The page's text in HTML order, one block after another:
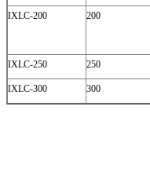
IXLC-200 200
IXLC-250 250
IXLC-300 300